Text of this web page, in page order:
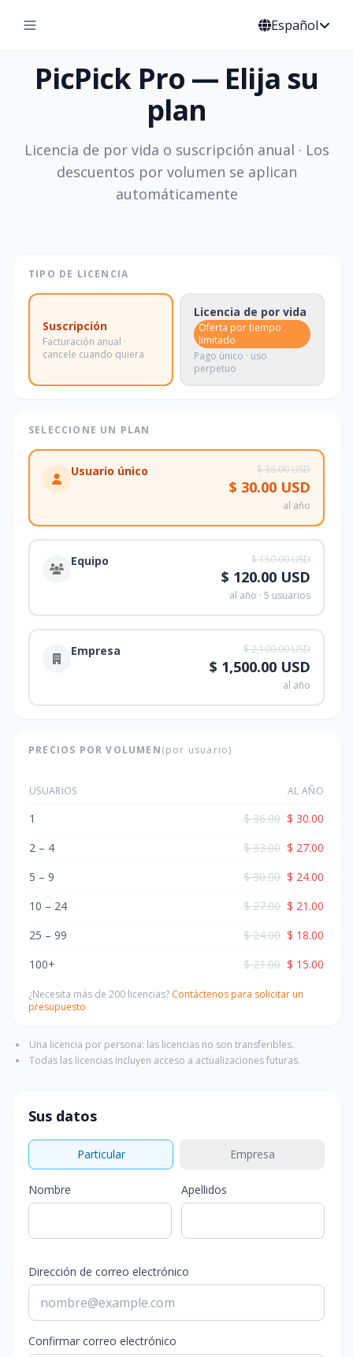
Español
PicPick Pro — Elija su
plan
Licencia de por vida o suscripción anual · Los
descuentos por volumen se aplican
automáticamente
TIPO DE LICENCIA
Suscripción
Facturación anual ·
cancele cuando quiera
Licencia de por vida
Oferta por tiempo
limitado
Pago único · uso
perpetuo
SELECCIONE UN PLAN
Usuario único $ 36.00USD
$ 30.00 USD
al año
Equipo $ 150.00USD
$ 120.00 USD
al año · 5 usuarios
Empresa $ 2,100.00USD
$ 1,500.00 USD
al año
PRECIOS POR VOLUMEN(por usuario)
USUARIOS AL AÑO
1 $ 36.00 $ 30.00
2 – 4
$ 33.00 $ 27.00
5 – 9
$ 30.00 $ 24.00
10 – 24
$ 27.00 $ 21.00
25 – 99
$ 24.00 $ 18.00
100+
$ 21.00 $ 15.00
¿Necesita más de 200 licencias? Contáctenos para solicitar un
presupuesto
Una licencia por persona: las licencias no son transferibles.
Todas las licencias incluyen acceso a actualizaciones futuras.
Sus datos
Particular Empresa
Nombre Apellidos
Dirección de correo electrónico
Confirmar correo electrónico